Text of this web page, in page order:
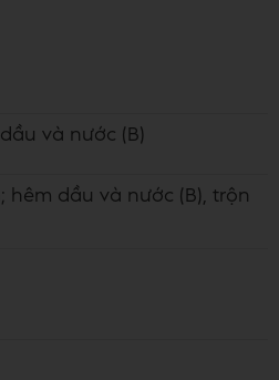
và nước (B)
hêm dầu và nước (B), trộn